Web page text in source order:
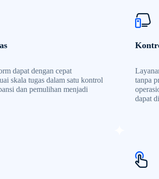
dapat dengan cepat
skala tugas dalam satu kontrol
dan pemulihan menjadi
tanpa
dapat